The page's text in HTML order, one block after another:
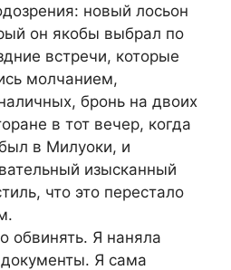
новый лосьон
он якобы выбрал по
встречи, которые
молчанием,
бронь на двоих
в тот вечер, когда
в Милуоки, и
изысканный
что это перестало
обвинять. Я наняла
Я сама